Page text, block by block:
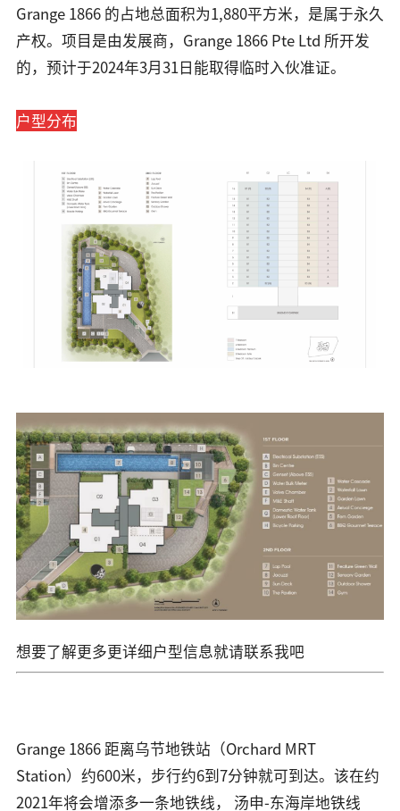
Grange 1866 的占地总面积为1,880平方米，是属于永久
产权。项目是由发展商，Grange 1866 Pte Ltd 所开发
的，预计于2024年3月31日能取得临时入伙准证。
户型分布
想要了解更多更详细户型信息就请联系我吧
Grange 1866 距离乌节地铁站（Orchard MRT
Station）约600米，步行约6到7分钟就可到达。该在约
2021年将会增添多一条地铁线， 汤申-东海岸地铁线